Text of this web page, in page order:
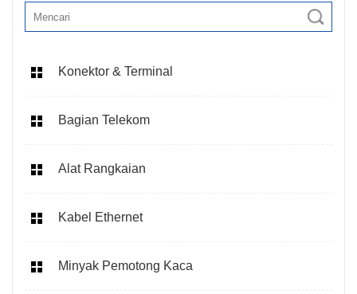
Konektor & Terminal
Bagian Telekom
Alat Rangkaian
Kabel Ethernet
Minyak Pemotong Kaca